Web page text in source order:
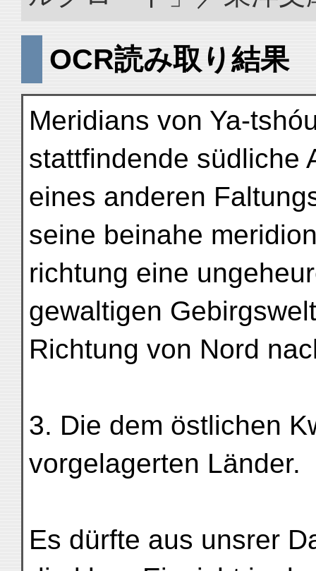
OCR読み取り結果
Meridians von Ya-
stattfindende südliche
eines anderen
seine beinahe
richtung eine
gewaltigen
Richtung von Nord
3. Die dem östlichen
vorgelagerten Länder.
Es dürfte aus unsrer